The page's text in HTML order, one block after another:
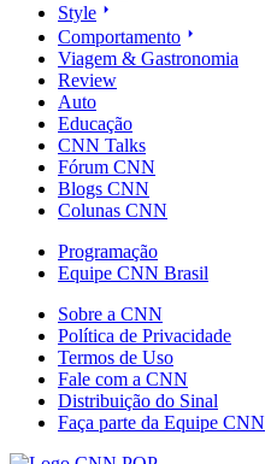
Style
Comportamento
Viagem & Gastronomia
Review
Auto
Educação
CNN Talks
Fórum CNN
Blogs CNN
Colunas CNN
Programação
Equipe CNN Brasil
Sobre a CNN
Política de Privacidade
Termos de Uso
Fale com a CNN
Distribuição do Sinal
Faça parte da Equipe CNN